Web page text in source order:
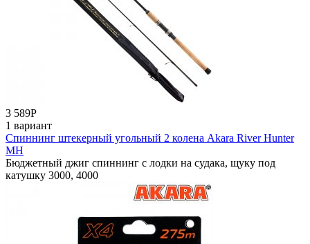
3 589Р
1 вариант
Спиннинг штекерный угольный 2 колена Akara River Hunter
MH
Бюджетный джиг спиннинг с лодки на судака, щуку под
катушку 3000, 4000